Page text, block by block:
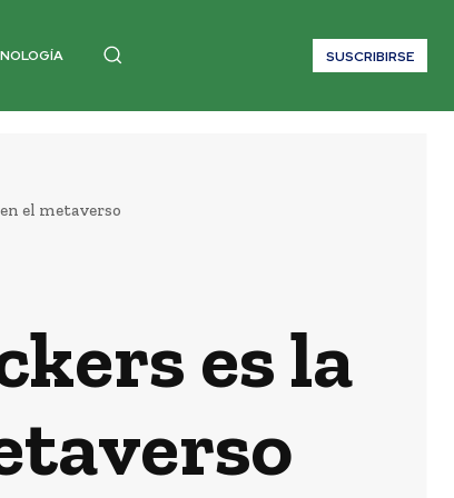
SUSCRIBIRSE
el metaverso
es la